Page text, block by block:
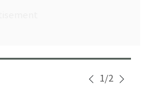
1/2